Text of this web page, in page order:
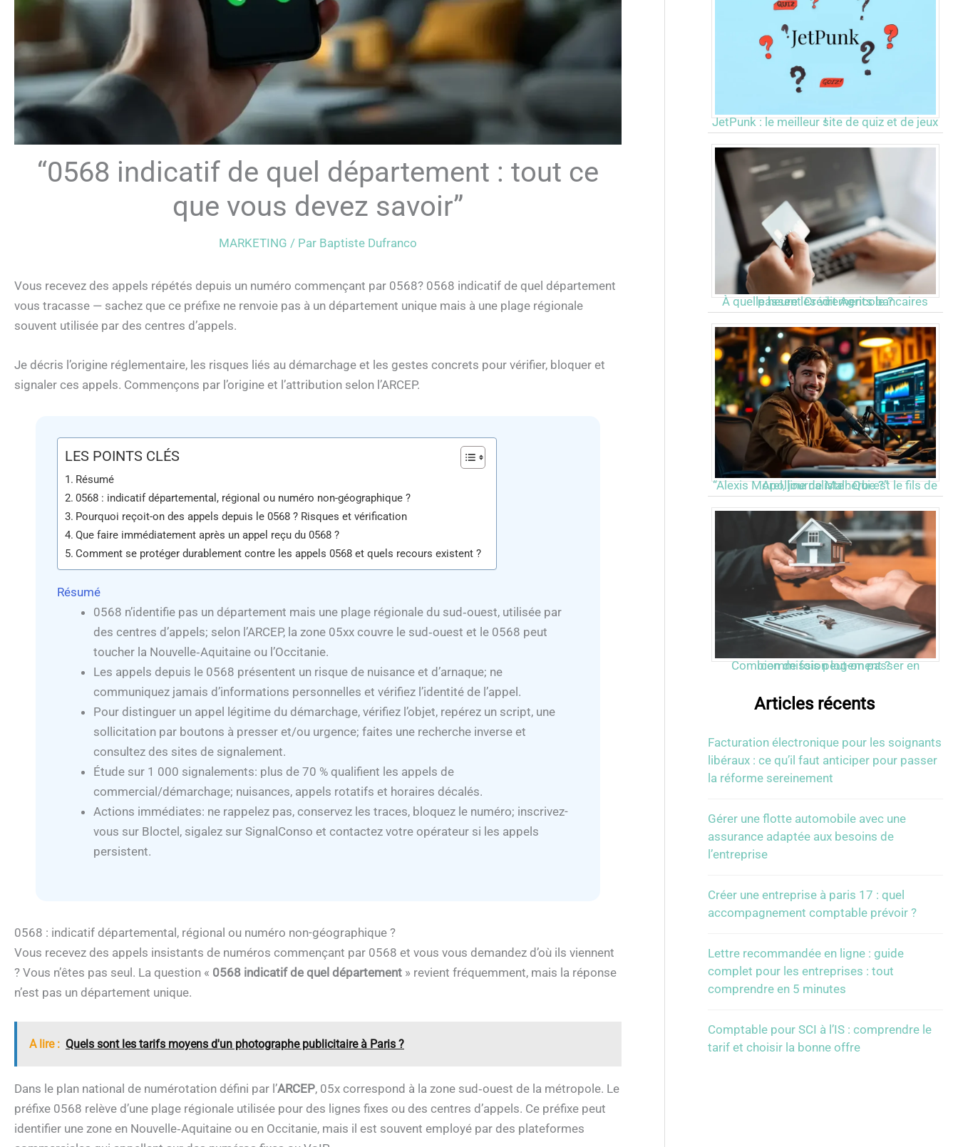
“0568 indicatif de quel département : tout ce
que vous devez savoir”
MARKETING / Par Baptiste Dufranco
Vous recevez des appels répétés depuis un numéro commençant par 0568? 0568 indicatif de quel département
vous tracasse — sachez que ce préfixe ne renvoie pas à un département unique mais à une plage régionale
souvent utilisée par des centres d’appels.
Je décris l’origine réglementaire, les risques liés au démarchage et les gestes concrets pour vérifier, bloquer et
signaler ces appels. Commençons par l’origine et l’attribution selon l’ARCEP.
LES POINTS CLÉS
Résumé
0568 : indicatif départemental, régional ou numéro non-géographique ?
Pourquoi reçoit-on des appels depuis le 0568 ? Risques et vérification
Que faire immédiatement après un appel reçu du 0568 ?
Comment se protéger durablement contre les appels 0568 et quels recours existent ?
Résumé
0568 n’identifie pas un département mais une plage régionale du sud‑ouest, utilisée par
des centres d’appels; selon l’ARCEP, la zone 05xx couvre le sud‑ouest et le 0568 peut
toucher la Nouvelle‑Aquitaine ou l’Occitanie.
Les appels depuis le 0568 présentent un risque de nuisance et d’arnaque; ne
communiquez jamais d’informations personnelles et vérifiez l’identité de l’appel.
Pour distinguer un appel légitime du démarchage, vérifiez l’objet, repérez un script, une
sollicitation par boutons à presser et/ou urgence; faites une recherche inverse et
consultez des sites de signalement.
Étude sur 1 000 signalements: plus de 70 % qualifient les appels de
commercial/démarchage; nuisances, appels rotatifs et horaires décalés.
Actions immédiates: ne rappelez pas, conservez les traces, bloquez le numéro; inscrivez-
vous sur Bloctel, sigalez sur SignalConso et contactez votre opérateur si les appels
persistent.
0568 : indicatif départemental, régional ou numéro non-géographique ?
Vous recevez des appels insistants de numéros commençant par 0568 et vous vous demandez d’où ils viennent
? Vous n’êtes pas seul. La question « 0568 indicatif de quel département » revient fréquemment, mais la réponse
n’est pas un département unique.
A lire : Quels sont les tarifs moyens d'un photographe publicitaire à Paris ?
Dans le plan national de numérotation défini par l’ARCEP, 05x correspond à la zone sud‑ouest de la métropole. Le
préfixe 0568 relève d’une plage régionale utilisée pour des lignes fixes ou des centres d’appels. Ce préfixe peut
identifier une zone en Nouvelle‑Aquitaine ou en Occitanie, mais il est souvent employé par des plateformes
JetPunk : le meilleur site de quiz et de jeux !
À quelle heure les virements bancaires passent Crédit Agricole ?
“Alexis Morel, journaliste : Qui est le fils de Apolline de Malherbe ?”
Combien de fois peut-on passer en commission logement ?
Articles récents
Facturation électronique pour les soignants
libéraux : ce qu’il faut anticiper pour passer
la réforme sereinement
Gérer une flotte automobile avec une
assurance adaptée aux besoins de
l’entreprise
Créer une entreprise à paris 17 : quel
accompagnement comptable prévoir ?
Lettre recommandée en ligne : guide
complet pour les entreprises : tout
comprendre en 5 minutes
Comptable pour SCI à l’IS : comprendre le
tarif et choisir la bonne offre